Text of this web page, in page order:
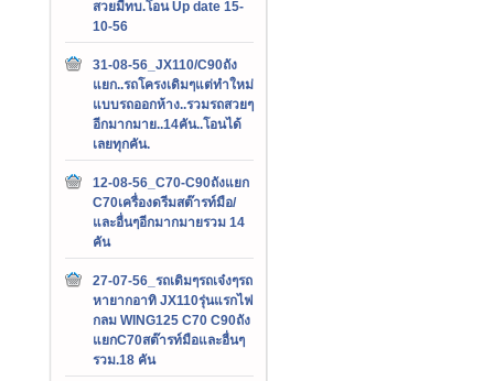
สวยมีทบ.โอน Up date 15-
10-56
31-08-56_JX110/C90ถัง
แยก..รถโครงเดิมๆแต่ทำใหม่
แบบรถออกห้าง..รวมรถสวยๆ
อีกมากมาย..14คัน..โอนได้
เลยทุกคัน.
12-08-56_C70-C90ถังแยก
C70เครื่องดรีมสต๊ารท์มือ/
และอื่นๆอีกมากมายรวม 14
คัน
27-07-56_รถเดิมๆรถเจ๋งๆรถ
หายากอาทิ JX110รุ่นแรกไฟ
กลม WING125 C70 C90ถัง
แยกC70สต๊ารท์มือและอื่นๆ
รวม.18 คัน